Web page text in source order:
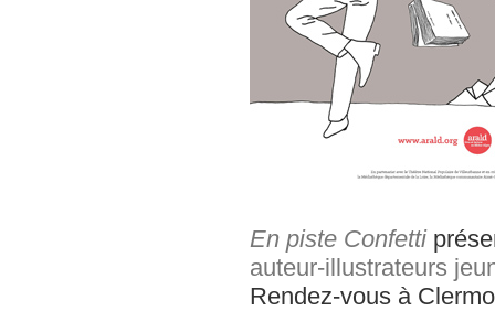
En piste Confetti
auteur-illustrateurs
Rendez-vous à